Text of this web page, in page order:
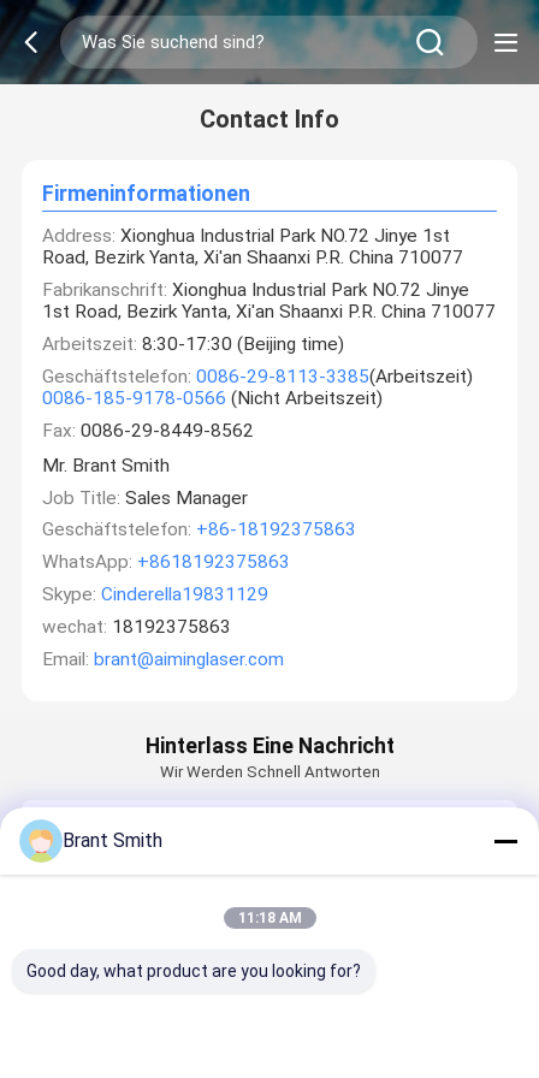
Contact Info
Firmeninformationen
Address: Xionghua Industrial Park NO.72 Jinye 1st
Road, Bezirk Yanta, Xi'an Shaanxi P.R. China 710077
Fabrikanschrift: Xionghua Industrial Park NO.72 Jinye
1st Road, Bezirk Yanta, Xi'an Shaanxi P.R. China 710077
Arbeitszeit: 8:30-17:30 (Beijing time)
Geschäftstelefon: 0086-29-8113-3385(Arbeitszeit)
0086-185-9178-0566 (Nicht Arbeitszeit)
Fax: 0086-29-8449-8562
Mr. Brant Smith
Job Title: Sales Manager
Geschäftstelefon: +86-18192375863
WhatsApp: +8618192375863
Skype: Cinderella19831129
wechat: 18192375863
Email: brant@aiminglaser.com
Hinterlass Eine Nachricht
Wir Werden Schnell Antworten
Email
Brant Smith
11:18 AM
Good day, what product are you looking for?